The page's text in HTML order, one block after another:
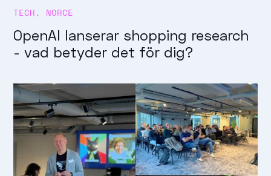
TECH, NORCE
OpenAI lanserar shopping research
- vad betyder det för dig?